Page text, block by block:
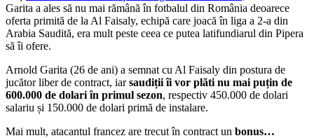
Garita a ales să nu mai rămână în fotbalul din România deoarece
oferta primită de la Al Faisaly, echipă care joacă în liga a 2-a din
Arabia Saudită, era mult peste ceea ce putea latifundiarul din Pipera
să îi ofere.
Arnold Garita (26 de ani) a semnat cu Al Faisaly din postura de
jucător liber de contract, iarsaudiții îi vor plăti nu mai puțin de
600.000 de dolari în primul sezon, respectiv 450.000 de dolari
salariu și 150.000 de dolari primă de instalare.
Mai mult, atacantul francez are trecut în contract un bonus…